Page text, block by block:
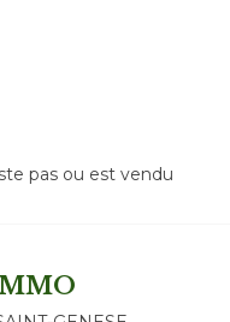
pas ou est vendu